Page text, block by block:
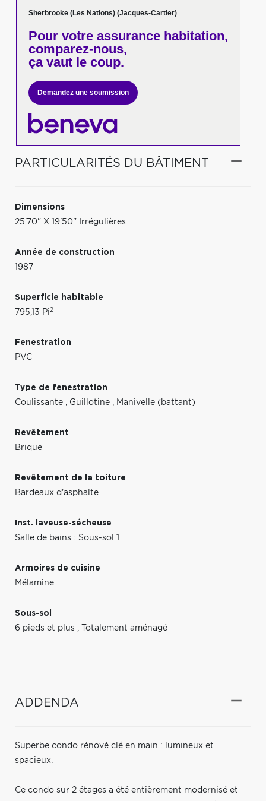
Sherbrooke (Les Nations) (Jacques-Cartier)
Pour votreassurance habitation,
comparez-nous,
ça vaut le coup.
Demandez une soumission
PARTICULARITÉS DU BÂTIMENT
Dimensions
25'70" X 19'50" Irrégulières
Année de construction
1987
Superficie habitable
795,13 Pi2
Fenestration
PVC
Type de fenestration
Coulissante , Guillotine , Manivelle (battant)
Revêtement
Brique
Revêtement de la toiture
Bardeaux d'asphalte
Inst. laveuse-sécheuse
Salle de bains : Sous-sol 1
Armoires de cuisine
Mélamine
Sous-sol
6 pieds et plus , Totalement aménagé
ADDENDA
Superbe condo rénové clé en main : lumineux et
spacieux.
Ce condo sur 2 étages a été entièrement modernisé et